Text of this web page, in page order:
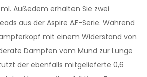
Außedem erhalten Sie zwei
aus der Aspire AF-Serie. Während
mit einem Widerstand von
Dampfen vom Mund zur Lunge
der ebenfalls mitgelieferte 0,6